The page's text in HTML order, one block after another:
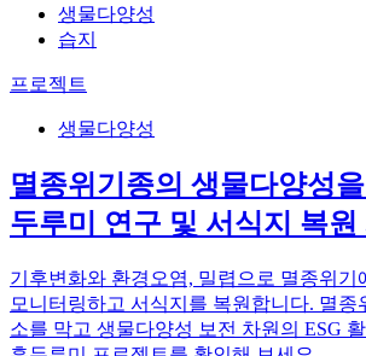
생물다양성
습지
프로젝트
생물다양성
멸종위기종의 생물다양성
두루미 연구 및 서식지 복원
기후변화와 환경오염, 밀렵으로 멸종위기
모니터링하고 서식지를 복원합니다. 멸종
소를 막고 생물다양성 보전 차원의 ESG